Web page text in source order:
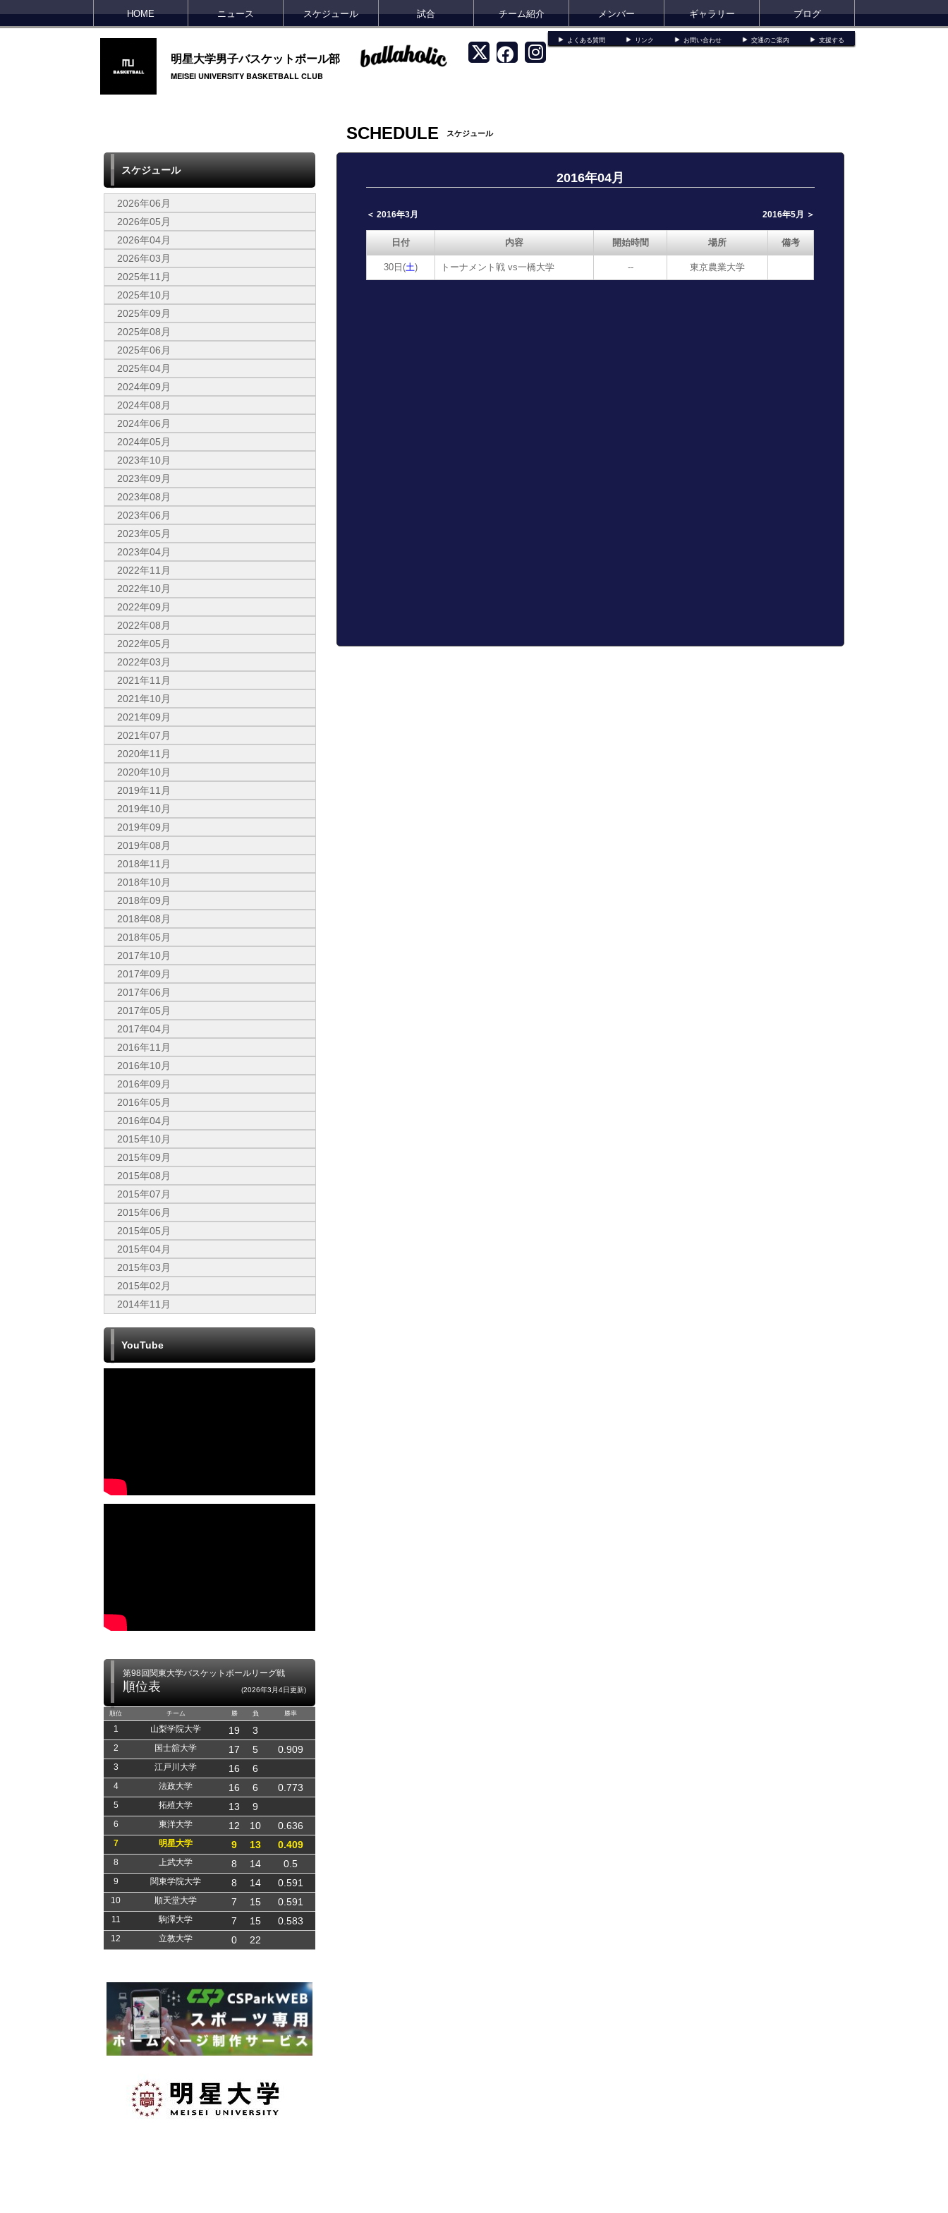
HOME ニュース スケジュール 試合 チーム紹介 メンバー ギャラリー ブログ
よくある質問 リンク お問い合わせ 交通のご案内 支援する
明星大学男子バスケットボール部
MEISEI UNIVERSITY BASKETBALL CLUB
スケジュール
2026年06月
2026年05月
2026年04月
2026年03月
2025年11月
2025年10月
2025年09月
2025年08月
2025年06月
2025年04月
2024年09月
2024年08月
2024年06月
2024年05月
2023年10月
2023年09月
2023年08月
2023年06月
2023年05月
2023年04月
2022年11月
2022年10月
2022年09月
2022年08月
2022年05月
2022年03月
2021年11月
2021年10月
2021年09月
2021年07月
2020年11月
2020年10月
2019年11月
2019年10月
2019年09月
2019年08月
2018年11月
2018年10月
2018年09月
2018年08月
2018年05月
2017年10月
2017年09月
2017年06月
2017年05月
2017年04月
2016年11月
2016年10月
2016年09月
2016年05月
2016年04月
2015年10月
2015年09月
2015年08月
2015年07月
2015年06月
2015年05月
2015年04月
2015年03月
2015年02月
2014年11月
YouTube
第98回関東大学バスケットボールリーグ戦
順位表 (2026年3月4日更新)
順位 チーム 勝 負 勝率
1 山梨学院大学 19 3
2 国士舘大学 17 5 0.909
3 江戸川大学 16 6
4 法政大学 16 6 0.773
5 拓殖大学 13 9
6 東洋大学 12 10 0.636
7 明星大学 9 13 0.409
8 上武大学 8 14 0.5
9 関東学院大学 8 14 0.591
10 順天堂大学 7 15 0.591
11 駒澤大学 7 15 0.583
12 立教大学 0 22
SCHEDULE スケジュール
2016年04月
＜ 2016年3月 2016年5月 ＞
日付 内容 開始時間 場所 備考
30日(土) トーナメント戦 vs一橋大学 -- 東京農業大学